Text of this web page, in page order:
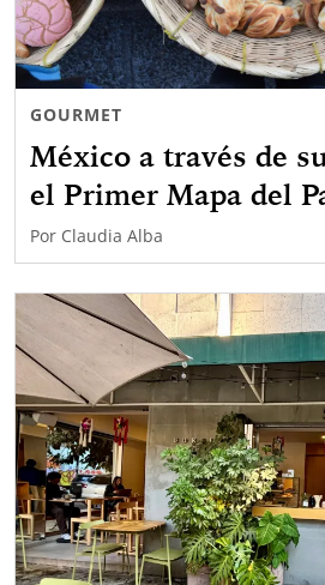
GOURMET
México a través de
el Primer Mapa del
Por Claudia Alba